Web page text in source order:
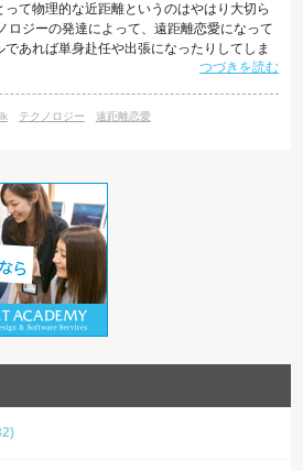
て物理的な近距離というのはやはり大切ら
ロジーの発達によって、遠距離恋愛になって
あれば単身赴任や出張になったりしてしま
オ通話など、お互いの顔を合わせて話が出来
に近くにいるという感覚を助けるプロダク
つづきを読む
テクノロジー 遠距離恋愛